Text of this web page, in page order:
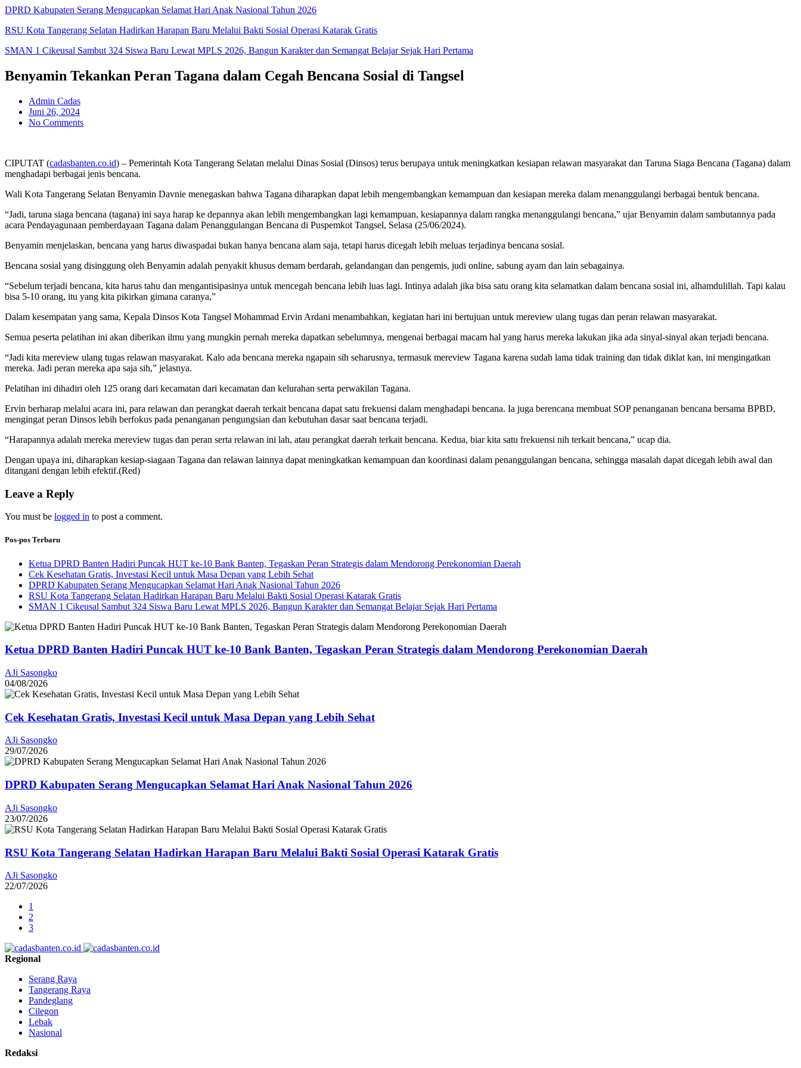
DPRD Kabupaten Serang Mengucapkan Selamat Hari Anak Nasional Tahun 2026
RSU Kota Tangerang Selatan Hadirkan Harapan Baru Melalui Bakti Sosial Operasi Katarak Gratis
SMAN 1 Cikeusal Sambut 324 Siswa Baru Lewat MPLS 2026, Bangun Karakter dan Semangat Belajar Sejak Hari Pertama
Benyamin Tekankan Peran Tagana dalam Cegah Bencana Sosial di Tangsel
Admin Cadas
Juni 26, 2024
No Comments
CIPUTAT (cadasbanten.co.id) – Pemerintah Kota Tangerang Selatan melalui Dinas Sosial (Dinsos) terus berupaya untuk meningkatkan kesiapan relawan masyarakat dan Taruna Siaga Bencana (Tagana) dalam
menghadapi berbagai jenis bencana.
Wali Kota Tangerang Selatan Benyamin Davnie menegaskan bahwa Tagana diharapkan dapat lebih mengembangkan kemampuan dan kesiapan mereka dalam menanggulangi berbagai bentuk bencana.
“Jadi, taruna siaga bencana (tagana) ini saya harap ke depannya akan lebih mengembangkan lagi kemampuan, kesiapannya dalam rangka menanggulangi bencana,” ujar Benyamin dalam sambutannya pada
acara Pendayagunaan pemberdayaan Tagana dalam Penanggulangan Bencana di Puspemkot Tangsel, Selasa (25/06/2024).
Benyamin menjelaskan, bencana yang harus diwaspadai bukan hanya bencana alam saja, tetapi harus dicegah lebih meluas terjadinya bencana sosial.
Bencana sosial yang disinggung oleh Benyamin adalah penyakit khusus demam berdarah, gelandangan dan pengemis, judi online, sabung ayam dan lain sebagainya.
“Sebelum terjadi bencana, kita harus tahu dan mengantisipasinya untuk mencegah bencana lebih luas lagi. Intinya adalah jika bisa satu orang kita selamatkan dalam bencana sosial ini, alhamdulillah. Tapi kalau
bisa 5-10 orang, itu yang kita pikirkan gimana caranya,”
Dalam kesempatan yang sama, Kepala Dinsos Kota Tangsel Mohammad Ervin Ardani menambahkan, kegiatan hari ini bertujuan untuk mereview ulang tugas dan peran relawan masyarakat.
Semua peserta pelatihan ini akan diberikan ilmu yang mungkin pernah mereka dapatkan sebelumnya, mengenai berbagai macam hal yang harus mereka lakukan jika ada sinyal-sinyal akan terjadi bencana.
“Jadi kita mereview ulang tugas relawan masyarakat. Kalo ada bencana mereka ngapain sih seharusnya, termasuk mereview Tagana karena sudah lama tidak training dan tidak diklat kan, ini mengingatkan
mereka. Jadi peran mereka apa saja sih,” jelasnya.
Pelatihan ini dihadiri oleh 125 orang dari kecamatan dari kecamatan dan kelurahan serta perwakilan Tagana.
Ervin berharap melalui acara ini, para relawan dan perangkat daerah terkait bencana dapat satu frekuensi dalam menghadapi bencana. Ia juga berencana membuat SOP penanganan bencana bersama BPBD,
mengingat peran Dinsos lebih berfokus pada penanganan pengungsian dan kebutuhan dasar saat bencana terjadi.
“Harapannya adalah mereka mereview tugas dan peran serta relawan ini lah, atau perangkat daerah terkait bencana. Kedua, biar kita satu frekuensi nih terkait bencana,” ucap dia.
Dengan upaya ini, diharapkan kesiap-siagaan Tagana dan relawan lainnya dapat meningkatkan kemampuan dan koordinasi dalam penanggulangan bencana, sehingga masalah dapat dicegah lebih awal dan
ditangani dengan lebih efektif.(Red)
Leave a Reply
You must be logged in to post a comment.
Pos-pos Terbaru
Ketua DPRD Banten Hadiri Puncak HUT ke-10 Bank Banten, Tegaskan Peran Strategis dalam Mendorong Perekonomian Daerah
Cek Kesehatan Gratis, Investasi Kecil untuk Masa Depan yang Lebih Sehat
DPRD Kabupaten Serang Mengucapkan Selamat Hari Anak Nasional Tahun 2026
RSU Kota Tangerang Selatan Hadirkan Harapan Baru Melalui Bakti Sosial Operasi Katarak Gratis
SMAN 1 Cikeusal Sambut 324 Siswa Baru Lewat MPLS 2026, Bangun Karakter dan Semangat Belajar Sejak Hari Pertama
Ketua DPRD Banten Hadiri Puncak HUT ke-10 Bank Banten, Tegaskan Peran Strategis dalam Mendorong Perekonomian Daerah
AJi Sasongko
04/08/2026
Cek Kesehatan Gratis, Investasi Kecil untuk Masa Depan yang Lebih Sehat
AJi Sasongko
29/07/2026
DPRD Kabupaten Serang Mengucapkan Selamat Hari Anak Nasional Tahun 2026
AJi Sasongko
23/07/2026
RSU Kota Tangerang Selatan Hadirkan Harapan Baru Melalui Bakti Sosial Operasi Katarak Gratis
AJi Sasongko
22/07/2026
1
2
3
Regional
Serang Raya
Tangerang Raya
Pandeglang
Cilegon
Lebak
Nasional
Redaksi